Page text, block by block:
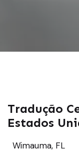
Tradução
Estados
Wimauma, FL